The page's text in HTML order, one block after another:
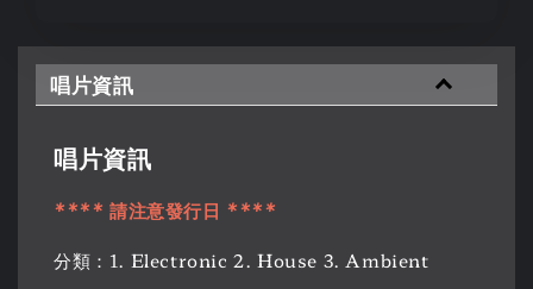
唱片資訊
唱片資訊
**** 請注意發行日 ****
分類：1. Electronic 2. House 3. Ambient